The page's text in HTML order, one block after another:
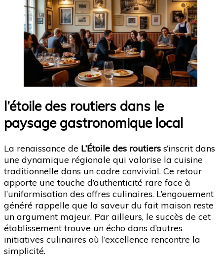
l’étoile des routiers dans le
paysage gastronomique local
La renaissance de L’Étoile des routiers s’inscrit dans
une dynamique régionale qui valorise la cuisine
traditionnelle dans un cadre convivial. Ce retour
apporte une touche d’authenticité rare face à
l’uniformisation des offres culinaires. L’engouement
généré rappelle que la saveur du fait maison reste
un argument majeur. Par ailleurs, le succès de cet
établissement trouve un écho dans d’autres
initiatives culinaires où l’excellence rencontre la
simplicité.